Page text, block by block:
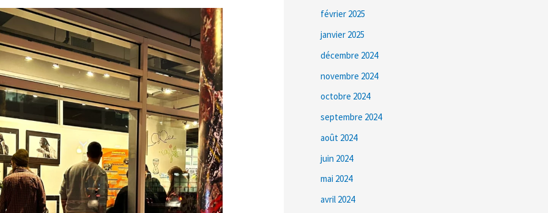
février 2025
janvier 2025
décembre 2024
novembre 2024
octobre 2024
septembre 2024
août 2024
juin 2024
mai 2024
avril 2024